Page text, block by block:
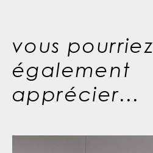
vous pourriez
également
apprécier...